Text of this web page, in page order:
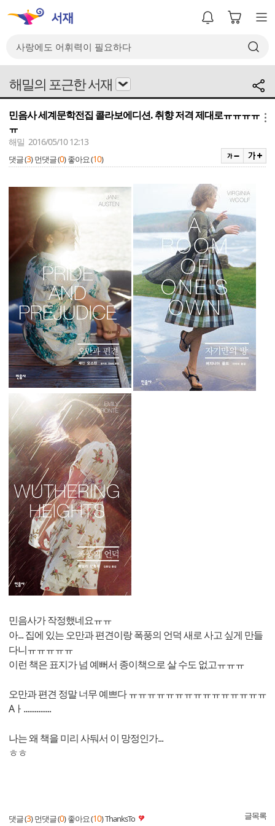
해밀의 포근한 서재
민음사 세계문학전집 콜라보에디션. 취향 저격 제대로ㅠㅠㅠㅠ
ㅠ
해밀 2016/05/10 12:13
댓글 (3) 먼댓글 (0) 좋아요 (10)
민음사가 작정했네요ㅠㅠ
아... 집에 있는 오만과 편견이랑 폭풍의 언덕 새로 사고 싶게 만들
다니ㅠㅠㅠㅠㅠ
이런 책은 표지가 넘 예뻐서 종이책으로 살 수도 없고ㅠㅠㅠ
오만과 편견 정말 너무 예쁘다 ㅠㅠㅠㅠㅠㅠㅠㅠㅠㅠㅠㅠㅠㅠㅠ
Aㅏ...............
나는 왜 책을 미리 사둬서 이 망정인가...
ㅎㅎ
댓글 (3) 먼댓글 (0) 좋아요 (10)ThanksTo 글목록